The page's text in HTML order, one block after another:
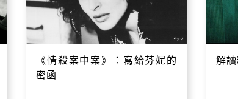
《情殺案中案》：寫給芬妮的
密函
解